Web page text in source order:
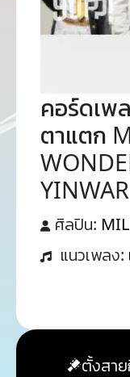
คอร์ดเพ
ตาแตก
YINWAR
ศิลปิน:
แนวเพลง:
ตั้งสา